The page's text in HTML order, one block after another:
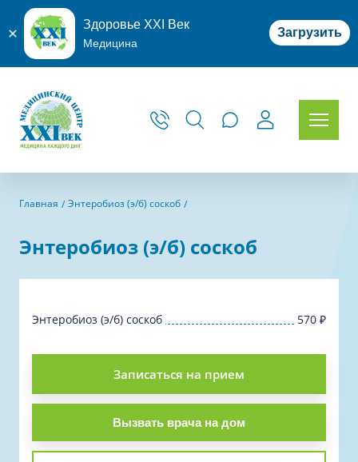
Здоровье XXI Век
Медицина
Загрузить
Главная Энтеробиоз (э/б) соскоб
Энтеробиоз (э/б) соскоб
Энтеробиоз (э/б) соскоб 570 ₽
Записаться на прием
Вызвать врача на дом